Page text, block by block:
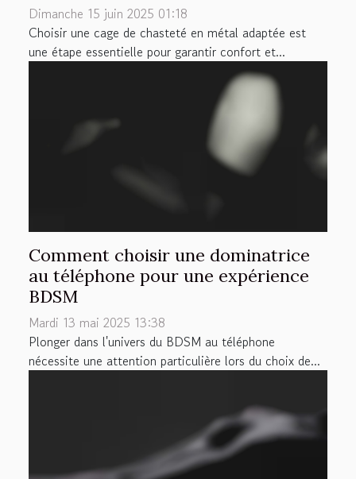
Dimanche 15 juin 2025 01:18
Choisir une cage de chasteté en métal adaptée est
une étape essentielle pour garantir confort et...
Comment choisir une dominatrice
au téléphone pour une expérience
BDSM
Mardi 13 mai 2025 13:38
Plonger dans l'univers du BDSM au téléphone
nécessite une attention particulière lors du choix de...